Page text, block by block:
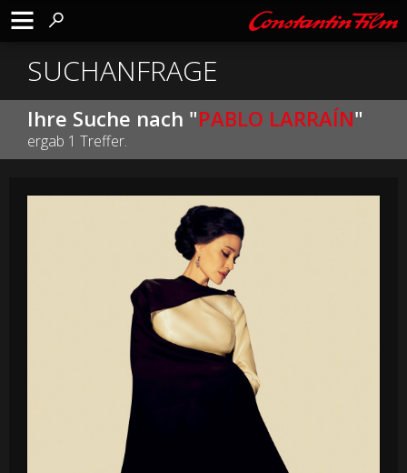
SUCHANFRAGE
Ihre Suche nach "PABLO LARRAÍN"
ergab 1 Treffer.